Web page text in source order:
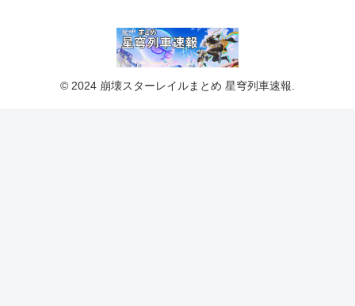
© 2024 崩壊スターレイルまとめ 星穹列車速報.